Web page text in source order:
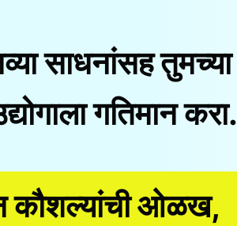
साधनांसह तुमच्या
गतिमान करा.
कौशल्यांची ओळख,